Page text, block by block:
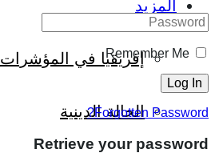
المزيد
إفريقيا في المؤشرات
الحالة الدينية
Remember Me
Forgotten Password?
Retrieve your password